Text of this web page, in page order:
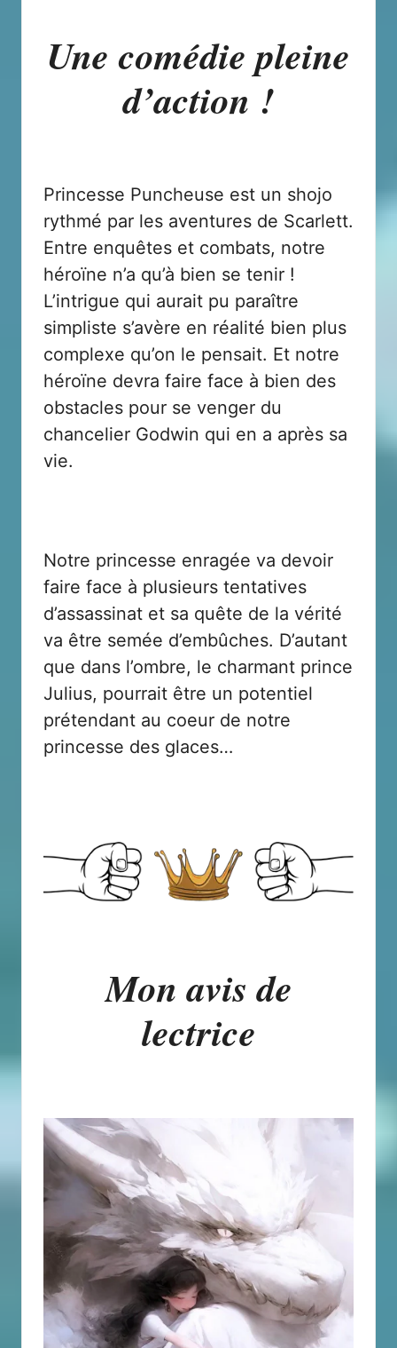
Une comédie pleine
d’action !
Princesse Puncheuse est un shojo
rythmé par les aventures de Scarlett.
Entre enquêtes et combats, notre
héroïne n’a qu’à bien se tenir !
L’intrigue qui aurait pu paraître
simpliste s’avère en réalité bien plus
complexe qu’on le pensait. Et notre
héroïne devra faire face à bien des
obstacles pour se venger du
chancelier Godwin qui en a après sa
vie.
Notre princesse enragée va devoir
faire face à plusieurs tentatives
d’assassinat et sa quête de la vérité
va être semée d’embûches. D’autant
que dans l’ombre, le charmant prince
Julius, pourrait être un potentiel
prétendant au coeur de notre
princesse des glaces…
Mon avis de
lectrice